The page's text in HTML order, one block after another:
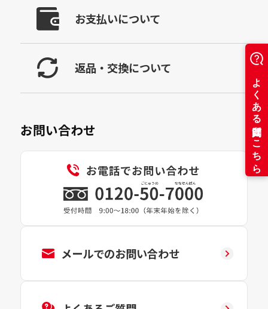
お支払いについて
返品・交換について
お問い合わせ
メールでのお問い合わせ